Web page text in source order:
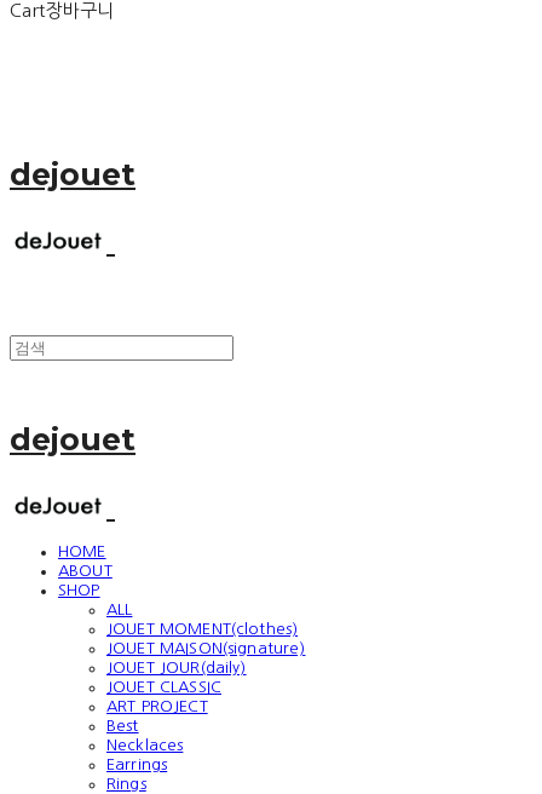
Cart장바구니
dejouet
dejouet
HOME
ABOUT
SHOP
ALL
JOUET MOMENT(clothes)
JOUET MAISON(signature)
JOUET JOUR(daily)
JOUET CLASSIC
ART PROJECT
Best
Necklaces
Earrings
Rings